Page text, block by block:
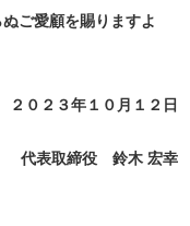
ご愛顧を賜りますよ
２０２３年１０月１２日
代表取締役 鈴木 宏幸